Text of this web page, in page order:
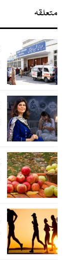
متعلقہ